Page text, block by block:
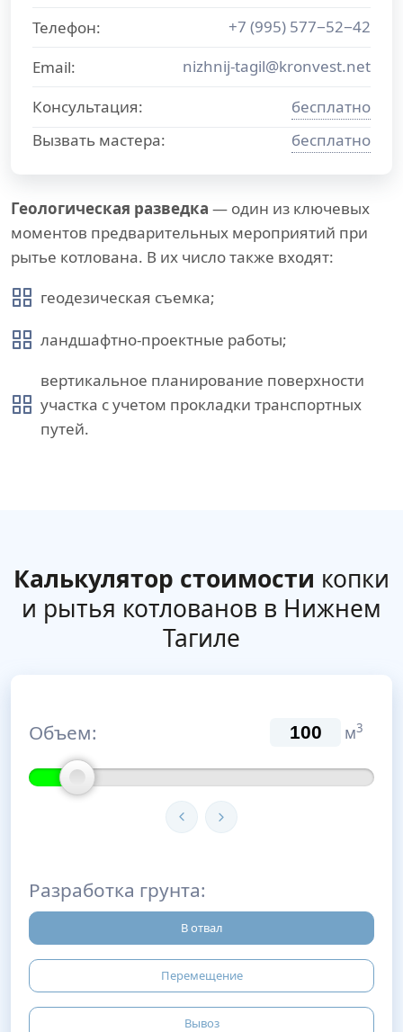
Телефон:
+7 (995) 577−52−42
Email:
nizhnij-tagil@kronvest.net
Консультация:
бесплатно
Вызвать мастера:
бесплатно
Геологическая разведка — один из ключевых
моментов предварительных мероприятий при
рытье котлована. В их число также входят:
геодезическая съемка;
ландшафтно-проектные работы;
вертикальное планирование поверхности
участка с учетом прокладки транспортных
путей.
Калькулятор стоимости копки
и рытья котлованов в Нижнем
Тагиле
Объем: м3
Разработка грунта:
В отвал
Перемещение
Вывоз